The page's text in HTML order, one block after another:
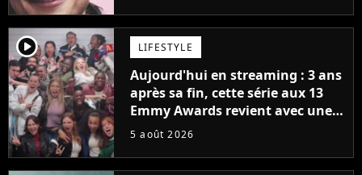
player2 LIFESTYLE
Aujourd'hui en streaming : 3 ans
après sa fin, cette série aux 13
Emmy Awards revient avec une
suite... totalement différente
5 août 2026